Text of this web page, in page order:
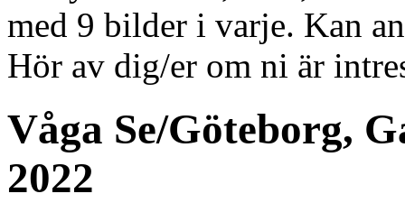
med 9 bilder i varje. Kan
Hör av dig/er om ni är
Våga Se/Göteborg,
2022